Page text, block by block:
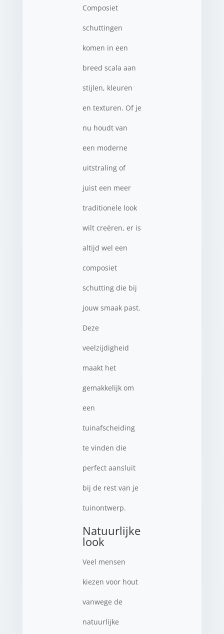
Composiet
schuttingen
komen in een
breed scala aan
stijlen, kleuren
en texturen. Of je
nu houdt van
een moderne
uitstraling of
juist een meer
traditionele look
wilt creëren, er is
altijd wel een
composiet
schutting die bij
jouw smaak past.
Deze
veelzijdigheid
maakt het
gemakkelijk om
een
tuinafscheiding
te vinden die
perfect aansluit
bij de rest van je
tuinontwerp.
Natuurlijke
look
Veel mensen
kiezen voor hout
vanwege de
natuurlijke